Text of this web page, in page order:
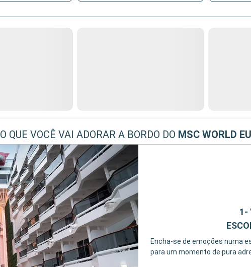
O QUE VOCÊ VAI ADORAR A BORDO DO MSC WORLD
1-
Encha-se de emoções numa
para um momento de pura